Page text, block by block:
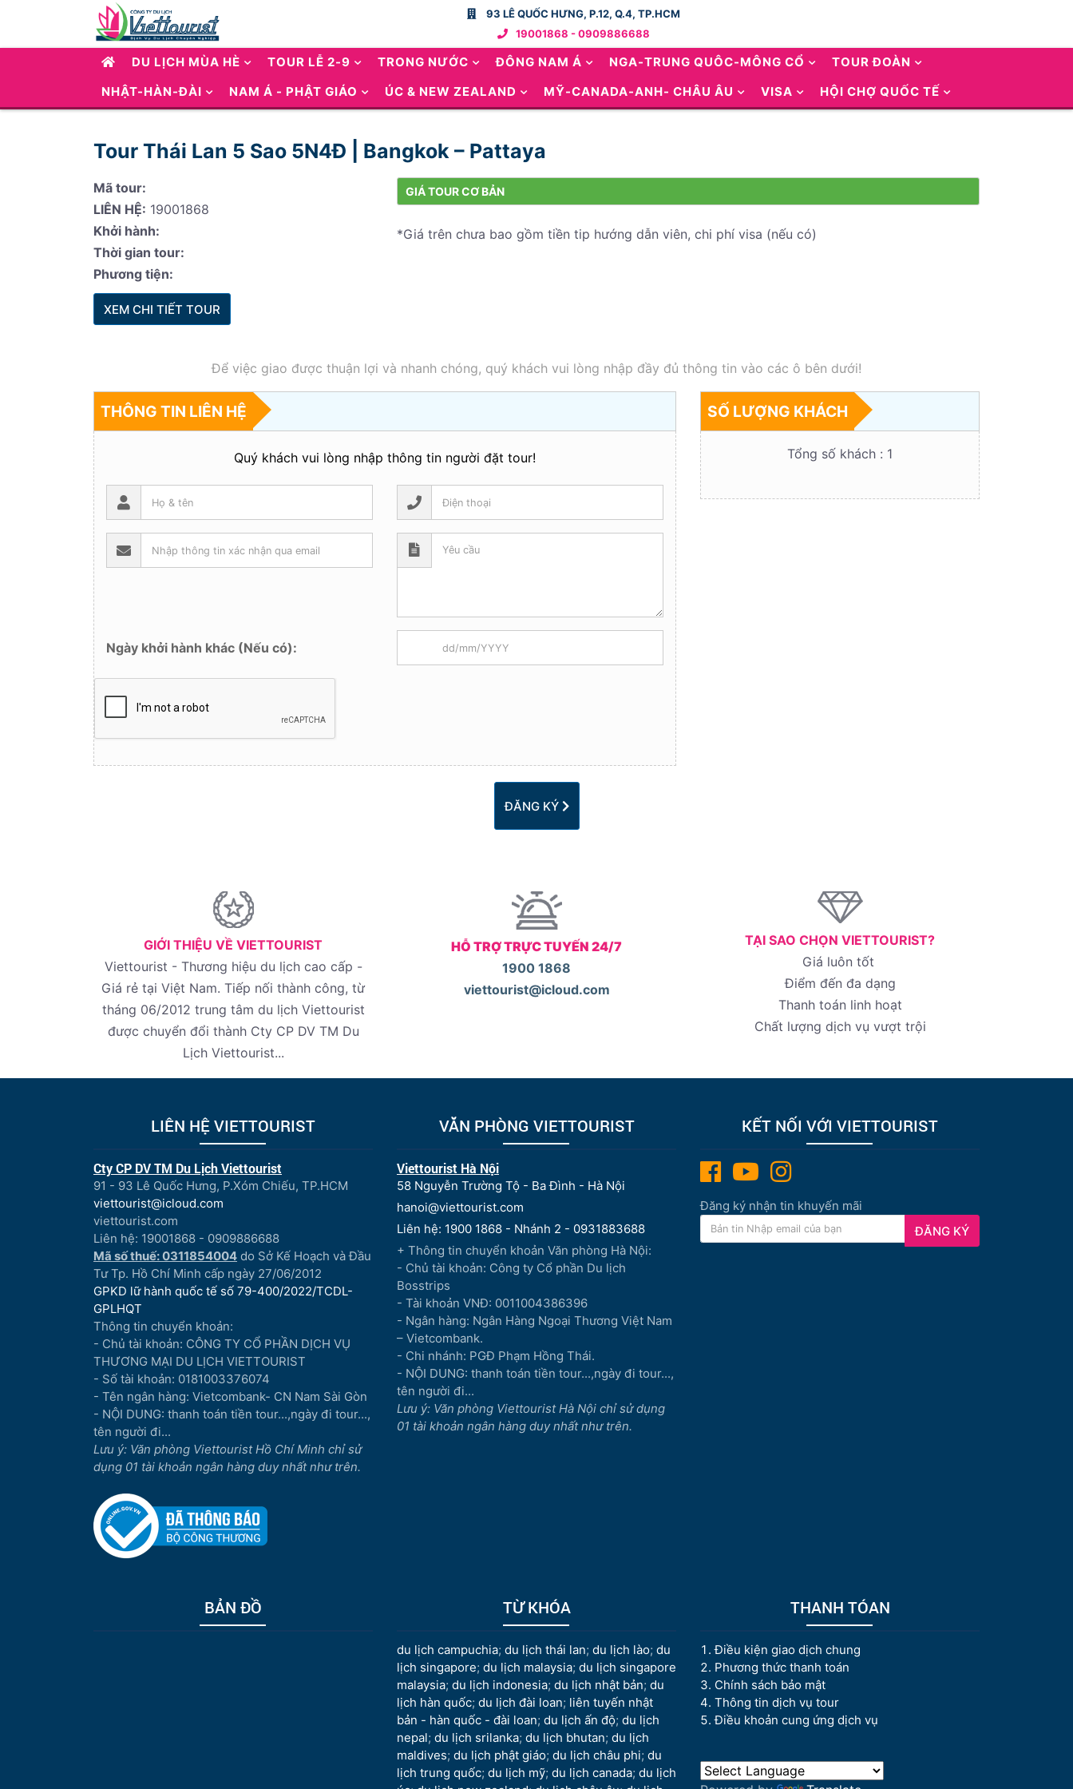
93 LÊ QUỐC HƯNG, P.12, Q.4, TP.HCM
19001868 - 0909886688
DU LỊCH MÙA HÈ TOUR LỄ 2-9 TRONG NƯỚC ĐÔNG NAM Á NGA-TRUNG QUÔC-MÔNG CỔ
TOUR ĐOÀN
NHẬT-HÀN-ĐÀI
NAM Á - PHẬT GIÁO ÚC & NEW ZEALAND MỸ-CANADA-ANH- CHÂU ÂU VISA HỘI CHỢ QUỐC TẾ
Tour Thái Lan 5 Sao 5N4Đ | Bangkok – Pattaya
Mã tour:
LIÊN HỆ: 19001868
Khởi hành:
Thời gian tour:
Phương tiện:
XEM CHI TIẾT TOUR
GIÁ TOUR CƠ BẢN
*Giá trên chưa bao gồm tiền tip hướng dẫn viên, chi phí visa (nếu có)
Để việc giao được thuận lợi và nhanh chóng, quý khách vui lòng nhập đầy đủ thông tin vào các ô bên dưới!
THÔNG TIN LIÊN HỆ
Quý khách vui lòng nhập thông tin người đặt tour!
Ngày khởi hành khác (Nếu có):
SỐ LƯỢNG KHÁCH
Tổng số khách : 1
ĐĂNG KÝ
GIỚI THIỆU VỀ VIETTOURIST
Viettourist - Thương hiệu du lịch cao cấp -
Giá rẻ tại Việt Nam. Tiếp nối thành công, từ
tháng 06/2012 trung tâm du lịch Viettourist
được chuyển đổi thành Cty CP DV TM Du
Lịch Viettourist...
HỖ TRỢ TRỰC TUYẾN 24/7
1900 1868
viettourist@icloud.com
TẠI SAO CHỌN VIETTOURIST?
Giá luôn tốt
Điểm đến đa dạng
Thanh toán linh hoạt
Chất lượng dịch vụ vượt trội
LIÊN HỆ VIETTOURIST
Cty CP DV TM Du Lịch Viettourist
91 - 93 Lê Quốc Hưng, P.Xóm Chiếu, TP.HCM
viettourist@icloud.com
viettourist.com
Liên hệ: 19001868 - 0909886688
Mã số thuế: 0311854004 do Sở Kế Hoạch và Đầu
Tư Tp. Hồ Chí Minh cấp ngày 27/06/2012
GPKD lữ hành quốc tế số 79-400/2022/TCDL-
GPLHQT
Thông tin chuyển khoản:
- Chủ tài khoản: CÔNG TY CỔ PHẦN DỊCH VỤ
THƯƠNG MẠI DU LỊCH VIETTOURIST
- Số tài khoản: 0181003376074
- Tên ngân hàng: Vietcombank- CN Nam Sài Gòn
- NỘI DUNG: thanh toán tiền tour...,ngày đi tour...,
tên người đi...
Lưu ý: Văn phòng Viettourist Hồ Chí Minh chỉ sử
dụng 01 tài khoản ngân hàng duy nhất như trên.
VĂN PHÒNG VIETTOURIST
Viettourist Hà Nội
58 Nguyễn Trường Tộ - Ba Đình - Hà Nội
hanoi@viettourist.com
Liên hệ: 1900 1868 - Nhánh 2 - 0931883688
+ Thông tin chuyển khoản Văn phòng Hà Nội:
- Chủ tài khoản: Công ty Cổ phần Du lịch
Bosstrips
- Tài khoản VNĐ: 0011004386396
- Ngân hàng: Ngân Hàng Ngoại Thương Việt Nam
– Vietcombank.
- Chi nhánh: PGĐ Phạm Hồng Thái.
- NỘI DUNG: thanh toán tiền tour...,ngày đi tour...,
tên người đi...
Lưu ý: Văn phòng Viettourist Hà Nội chỉ sử dụng
01 tài khoản ngân hàng duy nhất như trên.
KẾT NỐI VỚI VIETTOURIST
Đăng ký nhận tin khuyến mãi
ĐĂNG KÝ
BẢN ĐỒ TỪ KHÓA
du lịch campuchia; du lịch thái lan; du lịch lào; du
lịch singapore; du lịch malaysia; du lịch singapore
malaysia; du lịch indonesia; du lịch nhật bản; du
lịch hàn quốc; du lịch đài loan; liên tuyến nhật
bản - hàn quốc - đài loan; du lịch ấn độ; du lịch
nepal; du lịch srilanka; du lịch bhutan; du lịch
maldives; du lịch phật giáo; du lịch châu phi; du
lịch trung quốc; du lịch mỹ; du lịch canada; du lịch
THANH TÓAN
Điều kiện giao dịch chung
Phương thức thanh toán
Chính sách bảo mật
Thông tin dịch vụ tour
Điều khoản cung ứng dịch vụ